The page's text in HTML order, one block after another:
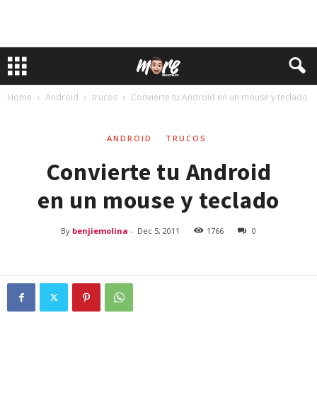
Home Android trucos Convierte tu Android en un mouse y teclado
ANDROID TRUCOS
Convierte tu Android
en un mouse y teclado
By benjiemolina - Dec 5, 2011 1766 0